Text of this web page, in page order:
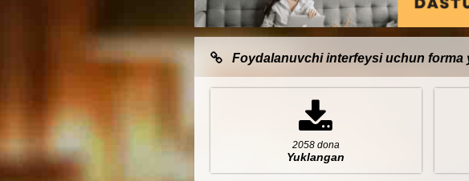
Foydalanuvchi interfeysi uchun forma
2058 dona
Yuklangan